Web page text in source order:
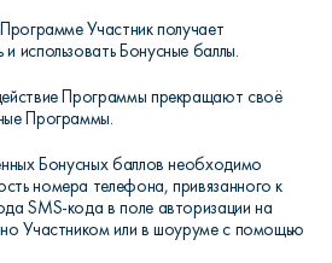
Участник получает
использовать Бонусные баллы.
Программы прекращают своё
Программы.
Бонусных баллов необходимо
номера телефона, привязанного к
SMS-кода в поле авторизации на
Участником или в шоуруме с помощью